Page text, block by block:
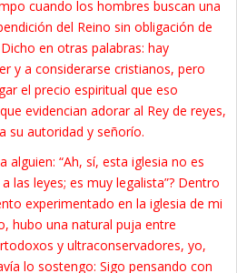
cuando los hombres buscan una
del Reino sin obligación de
en otras palabras: hay
y a considerarse cristianos, pero
el precio espiritual que eso
evidencian adorar al Rey de reyes,
su autoridad y señorío.
alguien: “Ah, sí, esta iglesia no es
las leyes; es muy legalista”? Dentro
experimentado en la iglesia de mi
hubo una natural puja entre
y ultraconservadores, yo,
lo sostengo: Sigo pensando con